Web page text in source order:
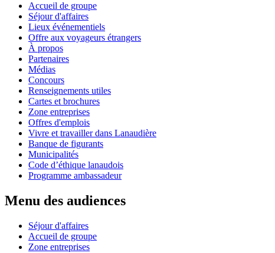
Accueil de groupe
Séjour d'affaires
Lieux événementiels
Offre aux voyageurs étrangers
À propos
Partenaires
Médias
Concours
Renseignements utiles
Cartes et brochures
Zone entreprises
Offres d'emplois
Vivre et travailler dans Lanaudière
Banque de figurants
Municipalités
Code d’éthique lanaudois
Programme ambassadeur
Menu des audiences
Séjour d'affaires
Accueil de groupe
Zone entreprises